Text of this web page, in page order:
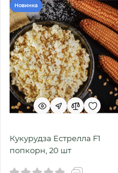
Новинка
Кукурудза Естрелла F1
попкорн, 20 шт